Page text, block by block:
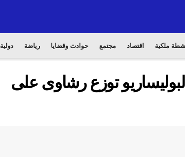
ملكية اقتصاد مجتمع حوادث وقضايا رياضة دولية
توزع رشاوى على